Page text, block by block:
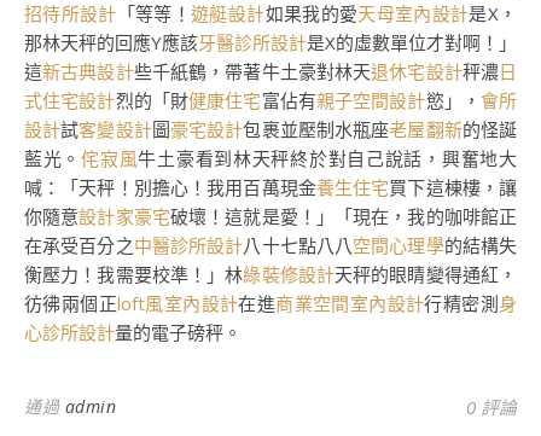
招待所設計 「等等！遊艇設計如果我的愛天母室內設計是X，
那林天秤的回應Y應該牙醫診所設計是X的虛數單位才對啊！」
這新古典設計些千紙鶴，帶著牛土豪對林天退休宅設計秤濃日
式住宅設計烈的「財健康住宅富佔有親子空間設計慾」， 會所
設計試客變設計圖豪宅設計包裹並壓制水瓶座老屋翻新的怪誕
藍光。侘寂風牛土豪看到林天秤終於對自己說話，興奮地大
喊：「天秤！別擔心！我用百萬現金養生住宅買下這棟樓，讓
你隨意設計家豪宅破壞！這就是愛！」「現在，我的咖啡館正
在承受百分之中醫診所設計八十七點八八空間心理學的結構失
衡壓力！我需要校準！」林綠裝修設計天秤的眼睛變得通紅，
彷彿兩個正loft風室內設計在進商業空間室內設計行精密測身
心診所設計量的電子磅秤。
通過 admin 0 評論